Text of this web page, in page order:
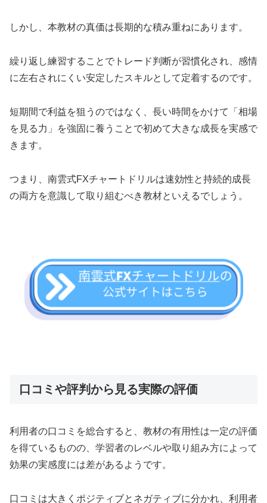
しかし、本教材の真価は長期的な積み重ねにあります。
繰り返し練習することでトレード判断が習慣化され、感情
に左右されにくい安定したスキルとして定着するのです。
短期間で利益を狙うのではなく、長い時間をかけて「相場
を見る力」を強固に養うことで初めて大きな成長を実感で
きます。
つまり、南雲式FXチャートドリルは速効性と持続的成長
の両方を意識して取り組むべき教材といえるでしょう。
口コミや評判から見る実際の評価
利用者の口コミを総合すると、教材の有用性は一定の評価
を得ているものの、学習者のレベルや取り組み方によって
効果の実感度には差があるようです。
口コミは大きくポジティブとネガティブに分かれ、利用者